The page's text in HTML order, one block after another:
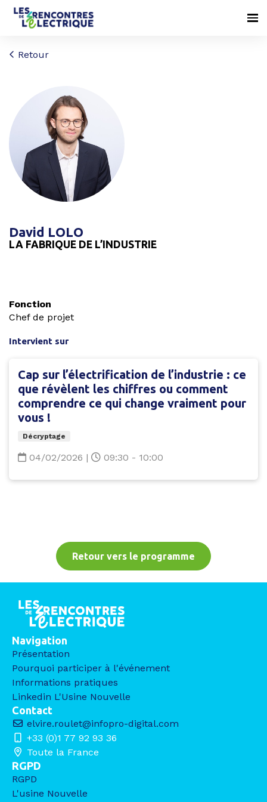
Retour
David LOLO
LA FABRIQUE DE L’INDUSTRIE
Fonction
Chef de projet
Intervient sur
Cap sur l’électrification de l’industrie : ce
que révèlent les chiffres ou comment
comprendre ce qui change vraiment pour
vous !
Décryptage
04/02/2026 | 09:30 - 10:00
Retour vers le programme
Navigation
Présentation
Pourquoi participer à l'événement
Informations pratiques
Linkedin L'Usine Nouvelle
Contact
elvire.roulet@infopro-digital.com
+33 (0)1 77 92 93 36
Toute la France
RGPD
RGPD
L'usine Nouvelle